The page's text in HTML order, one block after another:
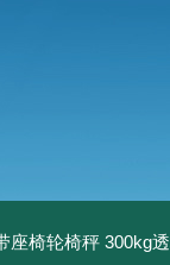
座椅轮椅秤 300kg